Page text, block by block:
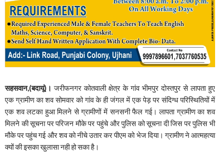
सहसवान,(बदायूं)। जरीफनगर कोतवाली क्षेत्र के गांव भीमपुर दोस्तपुर से लापता हुए
एक ग्रामीण का शव सोमवार को गांव के ही जंगल में एक पेड़ पर संदिग्ध परिस्थितियों में
एक शव लटका हुआ मिलने से ग्रामीणों में सनसनी फैल गई। लापता ग्रामीण का शव
मिलने की सूचना पर परिजन मौके पर पहुंचे और पुलिस को सूचना दी जिस पर पुलिस भी
मौके पर पहुंच गई और शव को नीचे उतार कर पीएम को भेज दिया। ग्रामीण ने आत्महत्या
क्यों की इसका खुलासा नही हो सका है।